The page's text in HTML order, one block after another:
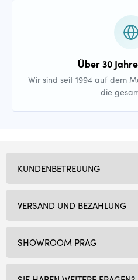
Über 30
Wir sind seit 1994 auf dem
die
SHOWROOM PRAG
KUNDENBETREUUNG
VERSAND UND BEZAHLUNG